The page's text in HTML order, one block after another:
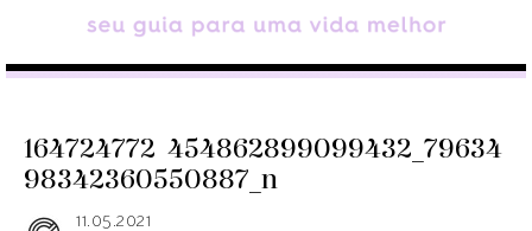
164724772_454862899099432_79634
98342360550887_n
11.05.2021